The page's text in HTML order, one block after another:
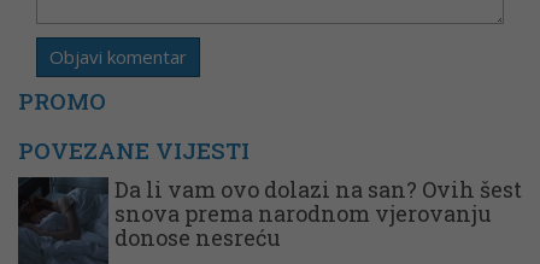
PROMO
POVEZANE VIJESTI
Da li vam ovo dolazi na san? Ovih šest
snova prema narodnom vjerovanju
donose nesreću